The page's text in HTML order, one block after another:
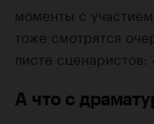
моменты с
тоже смотрятся
листе
А что с